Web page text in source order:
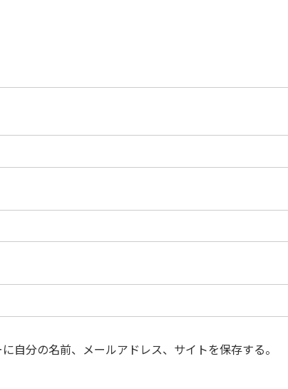
自分の名前、メールアドレス、サイトを保存する。